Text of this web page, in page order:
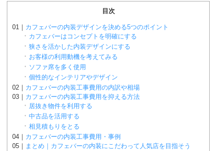
目次
カフェバーの内装デザインを決める5つのポイント
カフェバーはコンセプトを明確にする
狭さを活かした内装デザインにする
お客様の利用動機を考えてみる
ソファ席を多く使用
個性的なインテリアやデザイン
カフェバーの内装工事費用の内訳や相場
カフェバーの内装工事費用を抑える方法
居抜き物件を利用する
中古品を活用する
相見積もりをとる
カフェバーの内装工事費用・事例
まとめ｜カフェバーの内装にこだわって人気店を目指そう